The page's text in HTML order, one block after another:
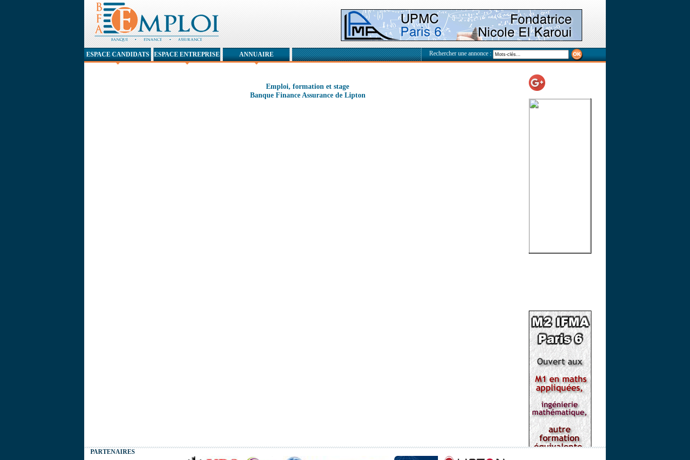
Emploi, formation et stage
Banque Finance Assurance de Lipton
PARTENAIRES
ESPACE CANDIDATS ESPACE ENTREPRISE ANNUAIRE Rechercher une annonce :